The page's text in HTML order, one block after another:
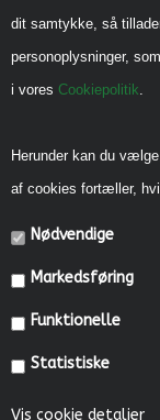
dit samtykke, så
personoplysninger,
i vores Cookiepolitik.
Herunder kan du
af cookies fortæller,
Nødvendige
Markedsføring
Funktionelle
Statistiske
Vis cookie detaljer
Cookiepolitik
Privatlivspolitik
Reklamebeskyttet
Fonde og Puljer
Referencer
Kataloger
Kontakt os